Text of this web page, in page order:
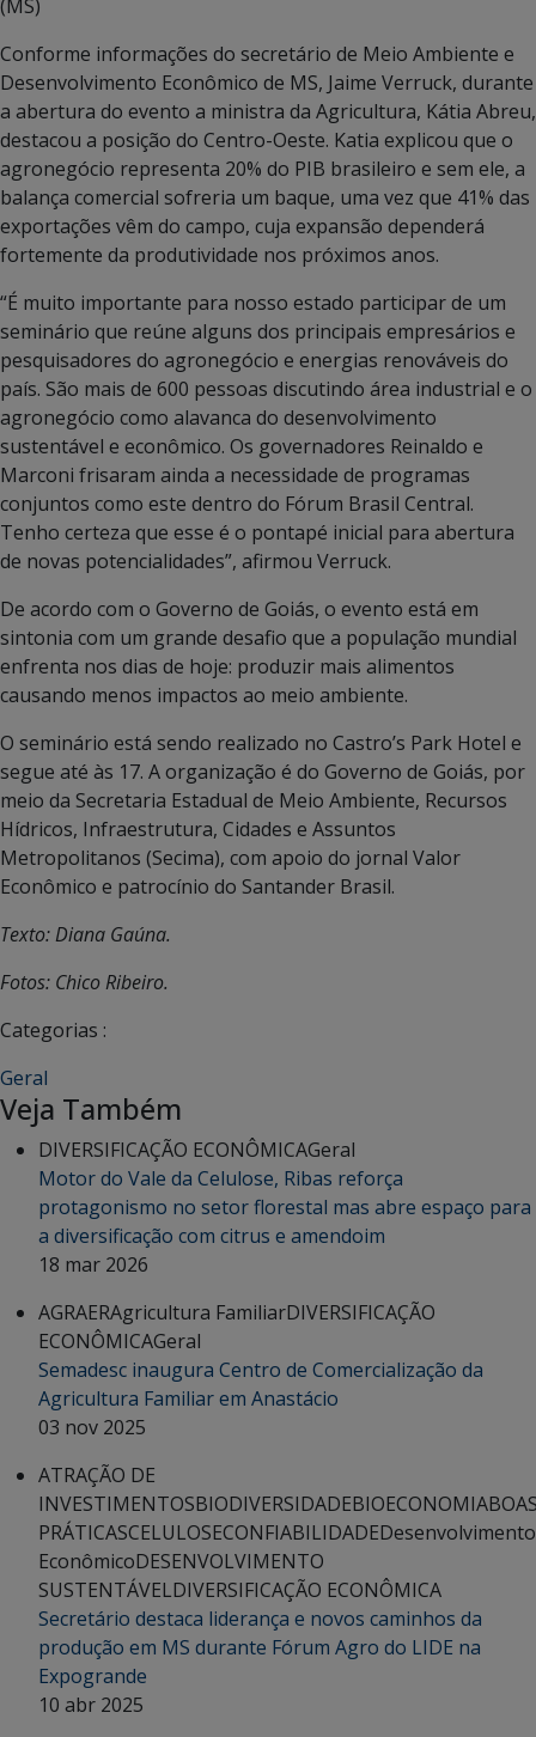
(MS)
Conforme informações do secretário de Meio Ambiente e
Desenvolvimento Econômico de MS, Jaime Verruck, durante
a abertura do evento a ministra da Agricultura, Kátia Abreu,
destacou a posição do Centro-Oeste. Katia explicou que o
agronegócio representa 20% do PIB brasileiro e sem ele, a
balança comercial sofreria um baque, uma vez que 41% das
exportações vêm do campo, cuja expansão dependerá
fortemente da produtividade nos próximos anos.
“É muito importante para nosso estado participar de um
seminário que reúne alguns dos principais empresários e
pesquisadores do agronegócio e energias renováveis do
país. São mais de 600 pessoas discutindo área industrial e o
agronegócio como alavanca do desenvolvimento
sustentável e econômico. Os governadores Reinaldo e
Marconi frisaram ainda a necessidade de programas
conjuntos como este dentro do Fórum Brasil Central.
Tenho certeza que esse é o pontapé inicial para abertura
de novas potencialidades”, afirmou Verruck.
De acordo com o Governo de Goiás, o evento está em
sintonia com um grande desafio que a população mundial
enfrenta nos dias de hoje: produzir mais alimentos
causando menos impactos ao meio ambiente.
O seminário está sendo realizado no Castro’s Park Hotel e
segue até às 17. A organização é do Governo de Goiás, por
meio da Secretaria Estadual de Meio Ambiente, Recursos
Hídricos, Infraestrutura, Cidades e Assuntos
Metropolitanos (Secima), com apoio do jornal Valor
Econômico e patrocínio do Santander Brasil.
Texto: Diana Gaúna.
Fotos: Chico Ribeiro.
Categorias :
Geral
Veja Também
DIVERSIFICAÇÃO ECONÔMICAGeral
Motor do Vale da Celulose, Ribas reforça
protagonismo no setor florestal mas abre espaço para
a diversificação com citrus e amendoim
18 mar 2026
AGRAERAgricultura FamiliarDIVERSIFICAÇÃO
ECONÔMICAGeral
Semadesc inaugura Centro de Comercialização da
Agricultura Familiar em Anastácio
03 nov 2025
ATRAÇÃO DE
INVESTIMENTOSBIODIVERSIDADEBIOECONOMIA
PRÁTICASCELULOSECONFIABILIDADEDesenvolvimento
EconômicoDESENVOLVIMENTO
SUSTENTÁVELDIVERSIFICAÇÃO ECONÔMICA
Secretário destaca liderança e novos caminhos da
produção em MS durante Fórum Agro do LIDE na
Expogrande
10 abr 2025